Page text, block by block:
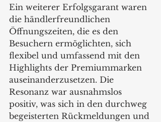
Ein weiterer Erfolgsgarant waren
die händlerfreundlichen
Öffnungszeiten, die es den
Besuchern ermöglichten, sich
flexibel und umfassend mit den
Highlights der Premiummarken
auseinanderzusetzen. Die
Resonanz war ausnahmslos
positiv, was sich in den durchweg
begeisterten Rückmeldungen und